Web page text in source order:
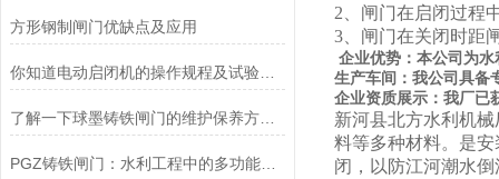
方形钢制闸门优缺点及应用
你知道电动启闭机的操作规程及试验方法么
了解一下球墨铸铁闸门的维护保养方法吧
PGZ铸铁闸门：水利工程中的多功能守护者
2、闸门在启闭过程
3、闸门在关闭时距
企业优势：本公司为
生产车间：我公司具备
企业资质展示：我厂已
新河县北方水利机
料等多种材料。是
闭，以防江河潮水